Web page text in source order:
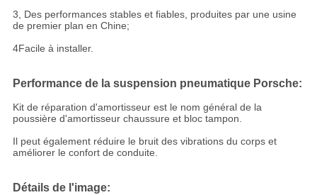
3, Des performances stables et fiables, produites par une usine
de premier plan en Chine;
4Facile à installer.
Performance de la suspension pneumatique Porsche:
Kit de réparation d'amortisseur est le nom général de la
poussière d'amortisseur chaussure et bloc tampon.
Il peut également réduire le bruit des vibrations du corps et
améliorer le confort de conduite.
Détails de l'image: